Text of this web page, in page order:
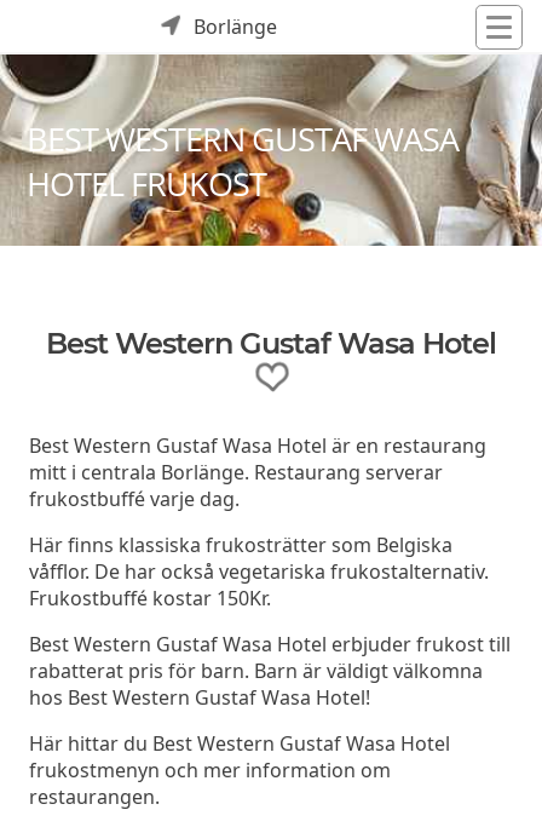
Borlänge
BEST WESTERN GUSTAF WASA
HOTEL FRUKOST
Best Western Gustaf Wasa Hotel
Best Western Gustaf Wasa Hotel är en restaurang
mitt i centrala Borlänge. Restaurang serverar
frukostbuffé varje dag.
Här finns klassiska frukosträtter som Belgiska
våfflor. De har också vegetariska frukostalternativ.
Frukostbuffé kostar 150Kr.
Best Western Gustaf Wasa Hotel erbjuder frukost till
rabatterat pris för barn. Barn är väldigt välkomna
hos Best Western Gustaf Wasa Hotel!
Här hittar du Best Western Gustaf Wasa Hotel
frukostmenyn och mer information om
restaurangen.